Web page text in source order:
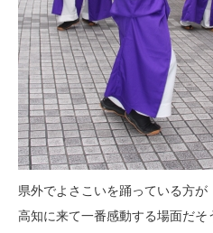
県外でよさこいを踊っている方が
高知に来て一番感動する場面だそ